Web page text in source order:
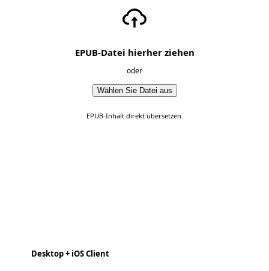
EPUB-Datei hierher ziehen
oder
Wählen Sie Datei aus
EPUB-Inhalt direkt übersetzen.
Desktop + iOS Client